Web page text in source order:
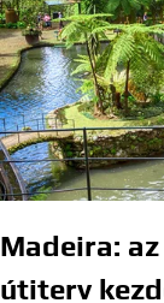
Madeira:
útiterv